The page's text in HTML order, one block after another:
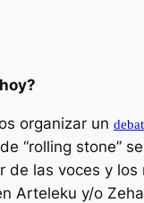
organizar un
“rolling stone”
las voces y
Arteleku y/o